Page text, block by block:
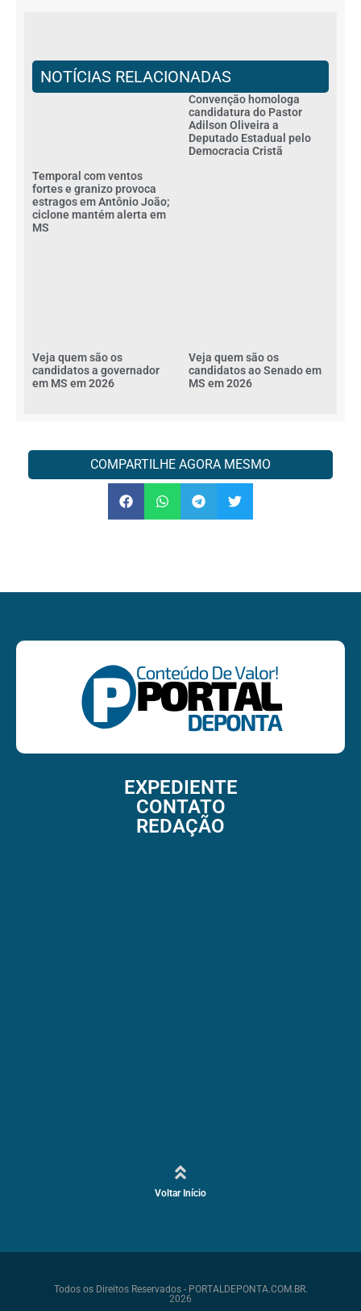
NOTÍCIAS RELACIONADAS
Temporal com ventos
fortes e granizo provoca
estragos em Antônio João;
ciclone mantém alerta em
MS
Convenção homologa
candidatura do Pastor
Adilson Oliveira a
Deputado Estadual pelo
Democracia Cristã
Veja quem são os
candidatos a governador
em MS em 2026
Veja quem são os
candidatos ao Senado em
MS em 2026
COMPARTILHE AGORA MESMO
EXPEDIENTE
CONTATO
REDAÇÃO
Voltar Início
Todos os Direitos Reservados - PORTALDEPONTA.COM.BR.
2026